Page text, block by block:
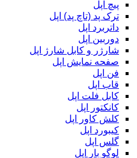
پیچ اپل
ترک پد (تاچ پد) اپل
داتربرد اپل
دوربین اپل
شارژر و کابل شارژ اپل
صفحه نمایش اپل
فن اپل
قاب اپل
کابل فلت اپل
کانکتور اپل
کلش کاور اپل
کیبورد اپل
گلس اپل
لوگو بار اپل